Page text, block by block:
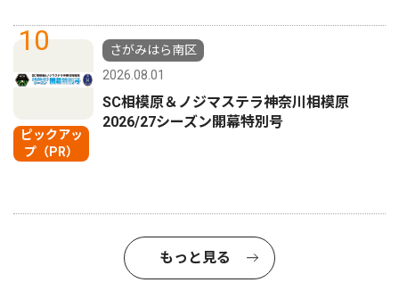
10
ピックアッ
プ（PR）
さがみはら南区
2026.08.01
SC相模原＆ノジマステラ神奈川相模原
2026/27シーズン開幕特別号
もっと見る